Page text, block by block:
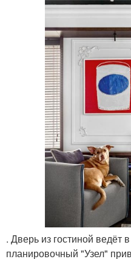
. Дверь из гостиной ведёт
планировочный "Узел"